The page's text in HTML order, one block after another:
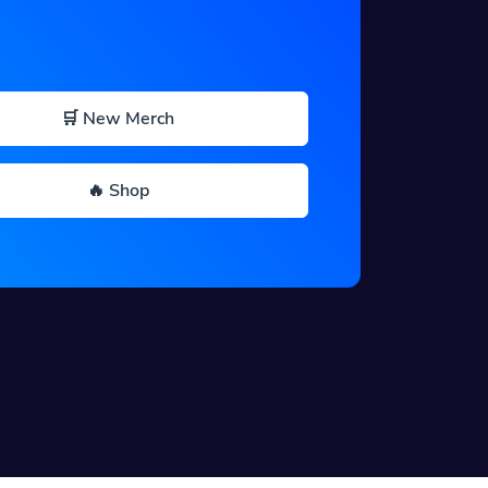
🛒 New Merch
🔥 Shop